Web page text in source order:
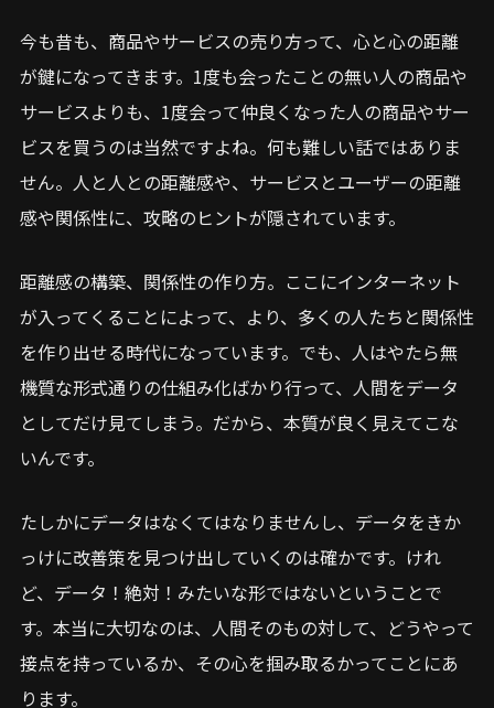
今も昔も、商品やサービスの売り方って、心と心の距離
が鍵になってきます。1度も会ったことの無い人の商品や
サービスよりも、1度会って仲良くなった人の商品やサー
ビスを買うのは当然ですよね。何も難しい話ではありま
せん。人と人との距離感や、サービスとユーザーの距離
感や関係性に、攻略のヒントが隠されています。
距離感の構築、関係性の作り方。ここにインターネット
が入ってくることによって、より、多くの人たちと関係性
を作り出せる時代になっています。でも、人はやたら無
機質な形式通りの仕組み化ばかり行って、人間をデータ
としてだけ見てしまう。だから、本質が良く見えてこな
いんです。
たしかにデータはなくてはなりませんし、データをきか
っけに改善策を見つけ出していくのは確かです。けれ
ど、データ！絶対！みたいな形ではないということで
す。本当に大切なのは、人間そのもの対して、どうやって
接点を持っているか、その心を掴み取るかってことにあ
ります。